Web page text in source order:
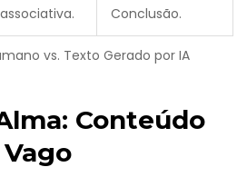
vs. Texto Gerado por IA
associativa.
Conclusão.
Conteúdo